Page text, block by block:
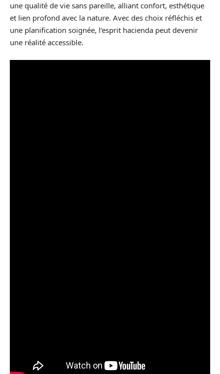
une qualité de vie sans pareille, alliant confort, esthétique
et lien profond avec la nature. Avec des choix réfléchis et
une planification soignée, l’esprit hacienda peut devenir
une réalité accessible.